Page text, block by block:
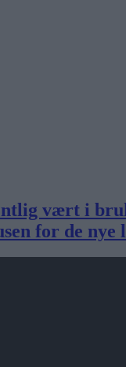
vært i
for de nye